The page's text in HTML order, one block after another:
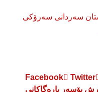
سەردانی سەرۆکی
Facebook Twitter